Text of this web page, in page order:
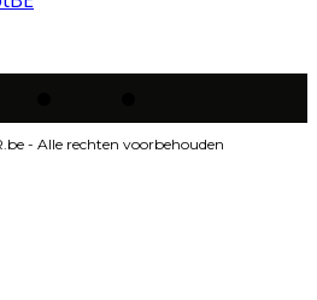
- Alle rechten voorbehouden